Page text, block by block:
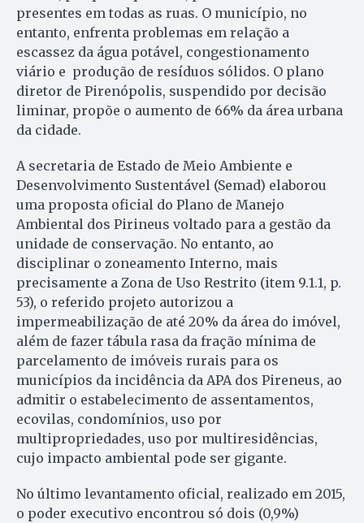
presentes em todas as ruas. O município, no
entanto, enfrenta problemas em relação a
escassez da água potável, congestionamento
viário e produção de resíduos sólidos. O plano
diretor de Pirenópolis, suspendido por decisão
liminar, propõe o aumento de 66% da área urbana
da cidade.
A secretaria de Estado de Meio Ambiente e
Desenvolvimento Sustentável (Semad) elaborou
uma proposta oficial do Plano de Manejo
Ambiental dos Pirineus voltado para a gestão da
unidade de conservação. No entanto, ao
disciplinar o zoneamento Interno, mais
precisamente a Zona de Uso Restrito (item 9.1.1, p.
53), o referido projeto autorizou a
impermeabilização de até 20% da área do imóvel,
além de fazer tábula rasa da fração mínima de
parcelamento de imóveis rurais para os
municípios da incidência da APA dos Pireneus, ao
admitir o estabelecimento de assentamentos,
ecovilas, condomínios, uso por
multipropriedades, uso por multiresidências,
cujo impacto ambiental pode ser gigante.
No último levantamento oficial, realizado em 2015,
o poder executivo encontrou só dois (0,9%)